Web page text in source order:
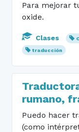
Para mejorar
oxide.
Clases
traducción
rumano,
Puedo hacer
(como